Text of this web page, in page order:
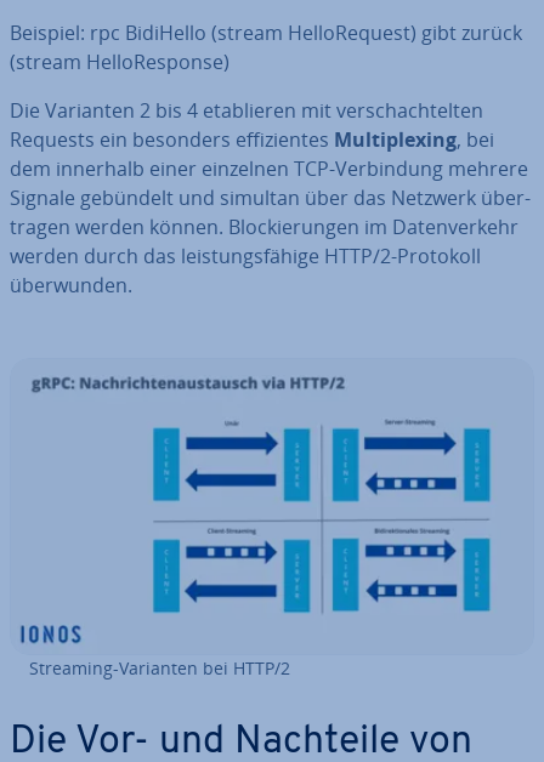
Beispiel: rpc BidiHello (stream Hell­o­Re­quest) gibt zurück
(stream Hell­o­Re­spon­se)
Die Varianten 2 bis 4 eta­blie­ren mit ver­schach­tel­ten
Requests ein besonders ef­fi­zi­en­tes Mul­ti­plex­ing, bei
dem innerhalb einer einzelnen TCP-Ver­bin­dung mehrere
Signale gebündelt und simultan über das Netzwerk über­
tra­gen werden können. Blo­ckie­run­gen im Da­ten­ver­kehr
werden durch das leis­tungs­fä­hi­ge HTTP/2-Protokoll
über­wun­den.
Streaming-Varianten bei HTTP/2
Die Vor- und Nachteile von